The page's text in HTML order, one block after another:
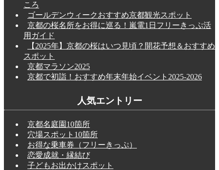
ころ
ゴールデンウィークおすすめ京都観光スポット
京都の桜名所をお得に巡る！嵐電1日フリーきっぷ活
用ガイド
【2025年】京都の桜はいつ見頃？開花予想＆おすすめ
スポット
京都マラソン2025
京都で初詣！おすすめ年末年始イベント2025-2026
人気エントリー
京都名庭園10箇所
穴場スポット10箇所
お得な乗車券（フリーきっぷ）
恋愛成就・縁結び
子どもお出かけスポット